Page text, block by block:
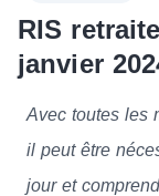
RIS
janvier
Avec toutes les
il peut être
jour et